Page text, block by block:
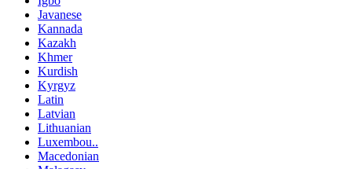
Javanese
Kannada
Kazakh
Khmer
Kurdish
Kyrgyz
Latin
Latvian
Lithuanian
Luxembou..
Macedonian